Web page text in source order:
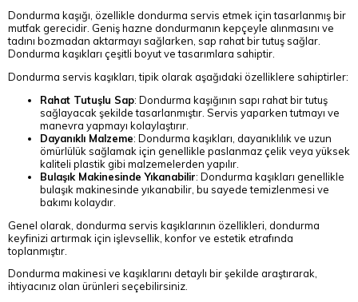
Dondurma kaşığı, özellikle dondurma servis etmek için tasarlanmış bir
mutfak gerecidir. Geniş hazne dondurmanın kepçeyle alınmasını ve
tadını bozmadan aktarmayı sağlarken, sap rahat bir tutuş sağlar.
Dondurma kaşıkları çeşitli boyut ve tasarımlara sahiptir.
Dondurma servis kaşıkları, tipik olarak aşağıdaki özelliklere sahiptirler:
Rahat Tutuşlu Sap: Dondurma kaşığının sapı rahat bir tutuş
sağlayacak şekilde tasarlanmıştır. Servis yaparken tutmayı ve
manevra yapmayı kolaylaştırır.
Dayanıklı Malzeme: Dondurma kaşıkları, dayanıklılık ve uzun
ömürlülük sağlamak için genellikle paslanmaz çelik veya yüksek
kaliteli plastik gibi malzemelerden yapılır.
Bulaşık Makinesinde Yıkanabilir: Dondurma kaşıkları genellikle
bulaşık makinesinde yıkanabilir, bu sayede temizlenmesi ve
bakımı kolaydır.
Genel olarak, dondurma servis kaşıklarının özellikleri, dondurma
keyfinizi artırmak için işlevsellik, konfor ve estetik etrafında
toplanmıştır.
Dondurma makinesi ve kaşıklarını detaylı bir şekilde araştırarak,
ihtiyacınız olan ürünleri seçebilirsiniz.